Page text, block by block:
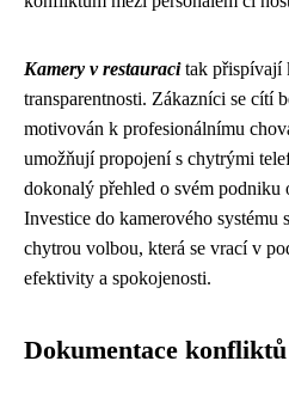
Kamery v restauracitak přispívají
transparentnosti. Zákazníci se cítí
motivován k profesionálnímu
umožňují propojení s chytrými
dokonalý přehled o svém
Investice do kamerového systému
chytrou volbou, která se vrací v
efektivity a spokojenosti.
Dokumentace konfliktů